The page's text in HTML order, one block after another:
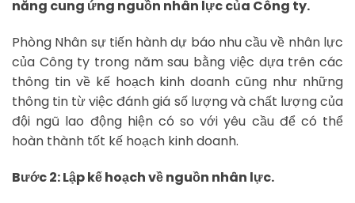
năng cung ứng nguồn nhân lực của Công ty.
Phòng Nhân sự tiến hành dự báo nhu cầu về nhân lực
của Công ty trong năm sau bằng việc dựa trên các
thông tin về kế hoạch kinh doanh cũng như những
thông tin từ việc đánh giá số lượng và chất lượng của
đội ngũ lao động hiện có so với yêu cầu để có thể
hoàn thành tốt kế hoạch kinh doanh.
Bước 2: Lập kế hoạch về nguồn nhân lực.